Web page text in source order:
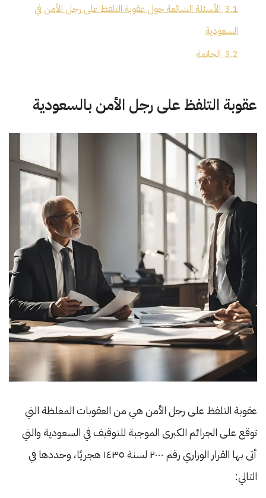
3.1 الأسئلة الشائعة حول عقوبة التلفظ على رجل الأمن في
السعودية
3.2 الخاتمة
عقوبة التلفظ على رجل الأمن بالسعودية
عقوبة التلفظ على رجل الأمن هي من العقوبات المغلظة التي
توقع على الجرائم الكبرى الموجبة للتوقيف في السعودية والتي
أتى بها القرار الوزاري رقم ٢٠٠٠ لسنة ١٤٣٥ هجريًا، وحددها في
التالي: